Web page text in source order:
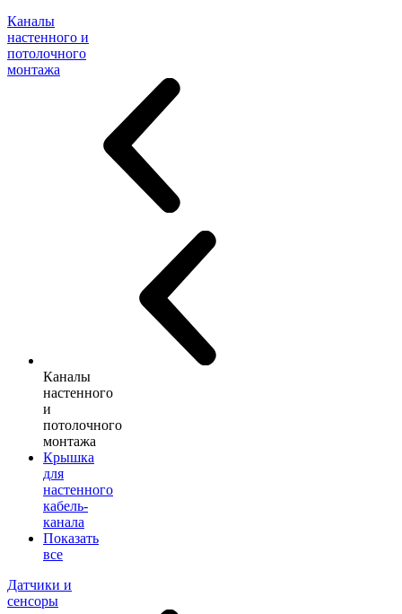
Каналы
настенного и
потолочного
монтажа
Каналы
настенного
и
потолочного
монтажа
Крышка
для
настенного
кабель-
канала
Показать
все
Датчики и
сенсоры